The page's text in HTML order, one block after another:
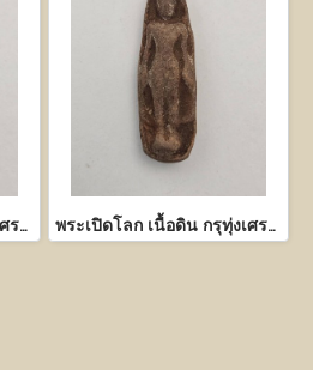
พระเปิดโลก เนื้อดิน กรุทุ่งเศรษฐี กำแพงเพชร พระเปิดโลก เนื้อดิน กรุทุ่งเศรษฐี กำแพงเพชร